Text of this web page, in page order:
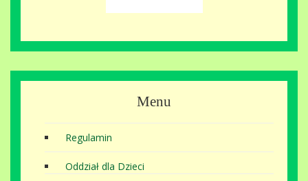
Menu
Regulamin
Oddział dla Dzieci